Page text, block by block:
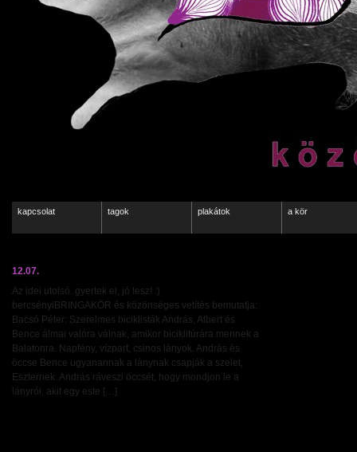
kapcsolat tagok plakátok a kör
12.07.
Az idei utolsó. gyertek el, jó lesz! :)
bercsényiBRINGAKÖR és közönséges vetítés bemutatja:
Bacsó Péter: Szerelmes biciklisták András, Albert és
Bence álmai valóra válnak, amikor biciklitúrára mennek a
Balatonra. Napfény, vízpart, csinos lányok. András és
öccse Bence ugyanannak a lánynak csapják a szelet,
Eszternek. András ráveszi öccsét, hogy mondjon le a
lányról, akit egy este […]